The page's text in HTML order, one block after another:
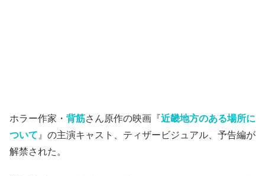
ホラー作家・ 背筋さん原作の映画『近畿地方のある場所に
ついて』の主演キャスト、ティザービジュアル、予告編が
解禁された。